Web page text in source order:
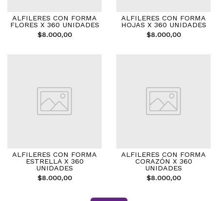
ALFILERES CON FORMA
FLORES X 360 UNIDADES
$8.000,00
ALFILERES CON FORMA
HOJAS X 360 UNIDADES
$8.000,00
ALFILERES CON FORMA
ESTRELLA X 360
UNIDADES
$8.000,00
ALFILERES CON FORMA
CORAZÓN X 360
UNIDADES
$8.000,00